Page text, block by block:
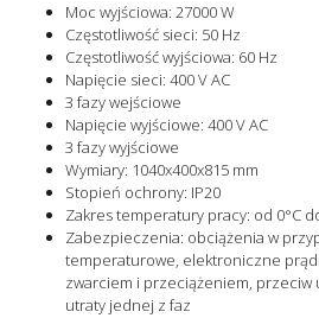
Moc wyjściowa: 27000 W
Częstotliwość sieci: 50 Hz
Częstotliwość wyjściowa: 60 Hz
Napięcie sieci: 400 V AC
3 fazy wejściowe
Napięcie wyjściowe: 400 V AC
3 fazy wyjściowe
Wymiary: 1040x400x815 mm
Stopień ochrony: IP20
Zakres temperatury pracy: od 0°C
Zabezpieczenia: obciążenia w
temperaturowe, elektroniczne
zwarciem i przeciążeniem, przeciw
utraty jednej z faz